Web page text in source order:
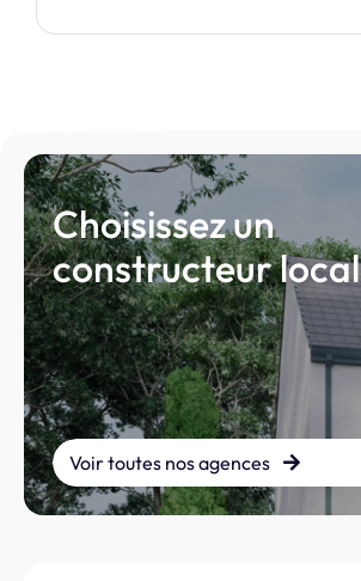
Choisissez un
constructeur local
Voir toutes nos agences